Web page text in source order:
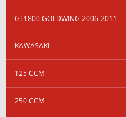
GL1800 GOLDWING 2006-2011
KAWASAKI
125 CCM
250 CCM